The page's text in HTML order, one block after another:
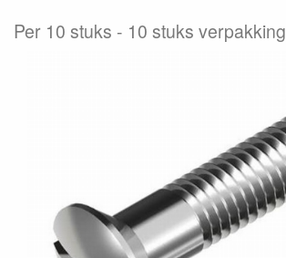
Per 10 stuks 10 stuks verpakking